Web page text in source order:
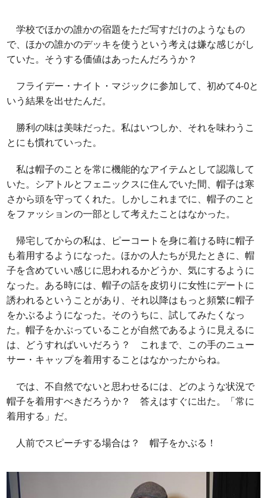
学校でほかの誰かの宿題をただ写すだけのようなもの
で、ほかの誰かのデッキを使うという考えは嫌な感じがし
ていた。そうする価値はあったんだろうか？
フライデー・ナイト・マジックに参加して、初めて4-0と
いう結果を出せたんだ。
勝利の味は美味だった。私はいつしか、それを味わうこ
とにも慣れていった。
私は帽子のことを常に機能的なアイテムとして認識して
いた。シアトルとフェニックスに住んでいた間、帽子は寒
さから頭を守ってくれた。しかしこれまでに、帽子のこと
をファッションの一部として考えたことはなかった。
帰宅してからの私は、ピーコートを身に着ける時に帽子
も着用するようになった。ほかの人たちが見たときに、帽
子を含めていい感じに思われるかどうか、気にするように
なった。ある時には、帽子の話を皮切りに女性にデートに
誘われるということがあり、それ以降はもっと頻繁に帽子
をかぶるようになった。そのうちに、試してみたくなっ
た。帽子をかぶっていることが自然であるように見えるに
は、どうすればいいだろう？ これまで、この手のニュー
サー・キャップを着用することはなかったからね。
では、不自然でないと思わせるには、どのような状況で
帽子を着用すべきだろうか？ 答えはすぐに出た。「常に
着用する」だ。
人前でスピーチする場合は？ 帽子をかぶる！